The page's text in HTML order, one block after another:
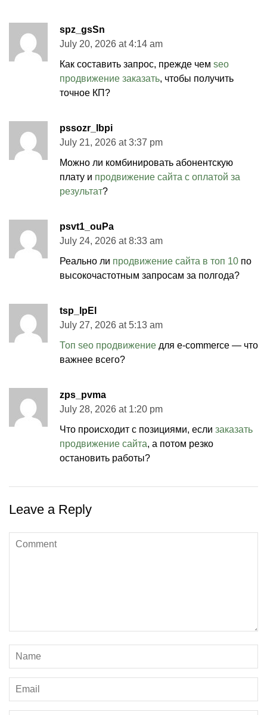
spz_gsSn
July 20, 2026 at 4:14 am
Как составить запрос, прежде чем seo
продвижение заказать, чтобы получить
точное КП?
pssozr_lbpi
July 21, 2026 at 3:37 pm
Можно ли комбинировать абонентскую
плату и продвижение сайта с оплатой за
результат?
psvt1_ouPa
July 24, 2026 at 8:33 am
Реально ли продвижение сайта в топ 10 по
высокочастотным запросам за полгода?
tsp_lpEl
July 27, 2026 at 5:13 am
Топ seo продвижение для e-commerce — что
важнее всего?
zps_pvma
July 28, 2026 at 1:20 pm
Что происходит с позициями, если заказать
продвижение сайта, а потом резко
остановить работы?
Leave a Reply